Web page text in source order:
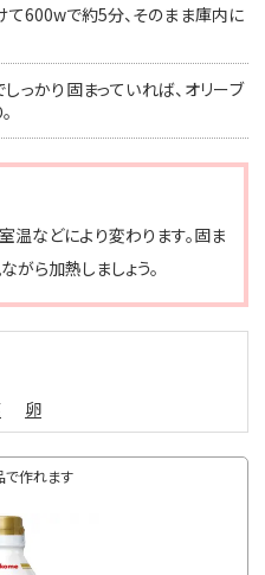
て600wで約5分、そのまま庫内に
っかり固まっていれば、オリーブ
などにより変わります。固ま
ら加熱しましょう。
卵
で作れます